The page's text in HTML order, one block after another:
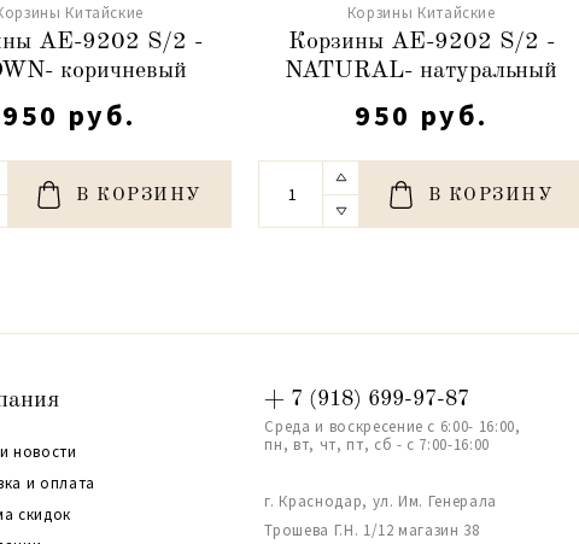
Китайские
АЕ-9202 S/2 -
коричневый
950 руб.
В КОРЗИНУ
Корзины Китайские
Корзины АЕ-9202 S/2 -
NATURAL- натуральный
950 руб.
В КОРЗИНУ
новости
и оплата
скидок
+ 7 (918) 699-97-87
Среда и воскресение с 6:00- 16:00,
пн, вт, чт, пт, сб - с 7:00-16:00
г. Краснодар, ул. Им. Генерала
Трошева Г.Н. 1/12 магазин 38